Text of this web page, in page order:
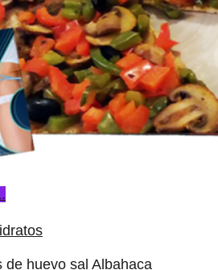
de huevo sal Albahaca